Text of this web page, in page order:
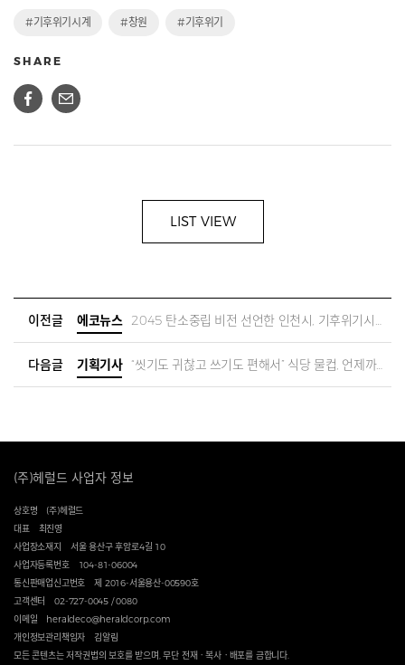
#기후위기시계 #창원 #기후위기
SHARE
LIST VIEW
이전글 에코뉴스 2045 탄소중립 비전 선언한 인천시, 기후위기시계 청사에 설치
다음글 기획기사 “씻기도 귀찮고 쓰기도 편해서” 식당 물컵, 언제까지 일회용 써? [지구, 뭐래?]
(주)헤럴드 사업자 정보
상호명
(주)헤럴드
대표
최진영
사업장소재지
서울 용산구 후암로4길 10
사업자등록번호
104-81-06004
통신판매업신고번호
제 2016-서울용산-00590호
고객센터
02-727-0045 / 0080
이메일
heraldeco@heraldcorp.com
개인정보관리책임자
김알림
모든 콘텐츠는 저작권법의 보호를 받으며, 무단 전재ㆍ복사ㆍ배포를 금합니다.